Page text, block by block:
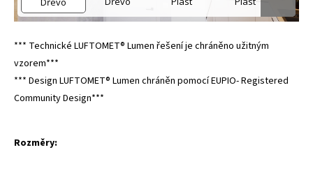
*** Technické LUFTOMET® Lumen řešení je chráněno užitným
vzorem***
*** Design LUFTOMET® Lumen chráněn pomocí EUPIO- Registered
Community Design***
Rozměry: